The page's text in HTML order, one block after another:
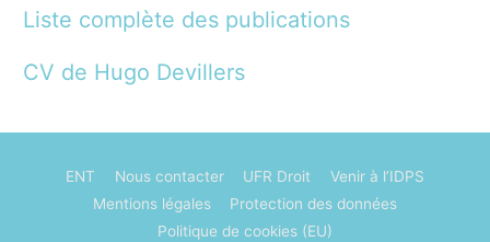
Liste complète des publications
CV de Hugo Devillers
ENT Nous contacter UFR Droit
Venir à l’IDPS
Mentions légales
Protection des données
Politique de cookies (EU)